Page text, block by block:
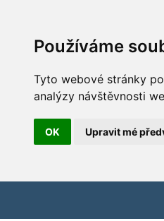
Používáme
Tyto webové stránky
analýzy návštěvnosti
OK Upravit mé